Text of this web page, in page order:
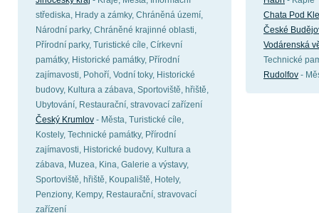
střediska, Hrady a zámky, Chráněná území,
Národní parky, Chráněné krajinné oblasti,
Přírodní parky, Turistické cíle, Církevní
památky, Historické památky, Přírodní
zajímavosti, Pohoří, Vodní toky, Historické
budovy, Kultura a zábava, Sportoviště, hřiště,
Ubytování, Restaurační, stravovací zařízení
Český Krumlov - Města, Turistické cíle,
Kostely, Technické památky, Přírodní
zajímavosti, Historické budovy, Kultura a
zábava, Muzea, Kina, Galerie a výstavy,
Sportoviště, hřiště, Koupaliště, Hotely,
Penziony, Kempy, Restaurační, stravovací
zařízení
Chata Pod
České
Vodárenská
Technické
Rudolfov -